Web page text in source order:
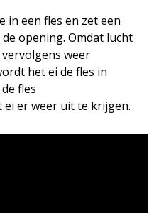
in een fles en zet een
opening. Omdat lucht
weer
het ei de fles in
fles
er weer uit te krijgen.